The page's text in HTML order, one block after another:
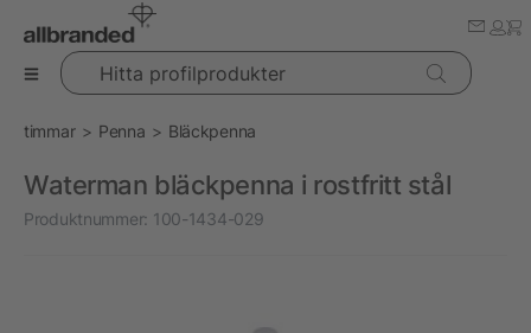
Hitta profilprodukter
timmar Penna Bläckpenna
Waterman bläckpenna i rostfritt stål
Produktnummer: 100-1434-029